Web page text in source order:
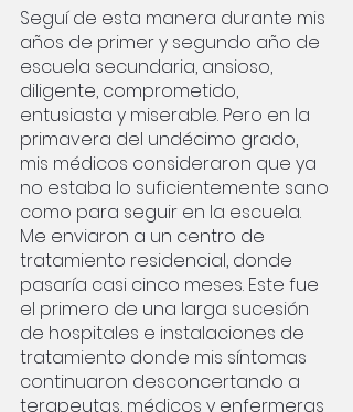
Seguí de esta manera durante mis
años de primer y segundo año de
escuela secundaria, ansioso,
diligente, comprometido,
entusiasta y miserable. Pero en la
primavera del undécimo grado,
mis médicos consideraron que ya
no estaba lo suficientemente sano
como para seguir en la escuela.
Me enviaron a un centro de
tratamiento residencial, donde
pasaría casi cinco meses. Este fue
el primero de una larga sucesión
de hospitales e instalaciones de
tratamiento donde mis síntomas
continuaron desconcertando a
terapeutas, médicos y enfermeras